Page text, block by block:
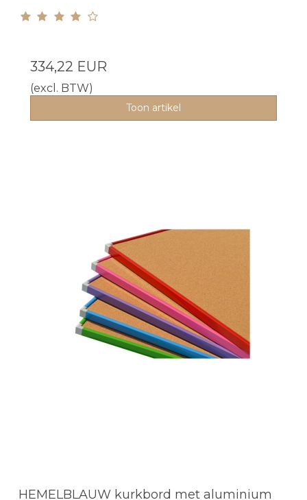
334,22 EUR
(excl. BTW)
Toon artikel
HEMELBLAUW kurkbord met aluminium